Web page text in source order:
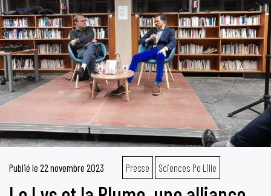
Publié le 22 novembre 2023 Presse Sciences Po Lille